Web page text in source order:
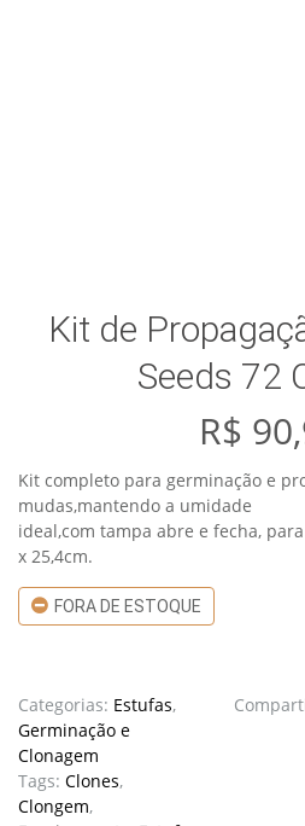
Kit de
Seeds 72
R$
Kit completo para germinação e
mudas,mantendo a umidade
ideal,com tampa abre e fecha,
x 25,4cm.
FORA DE ESTOQUE
Categorias: Estufas,
Germinação e
Clonagem
Tags: Clones,
Clongem,